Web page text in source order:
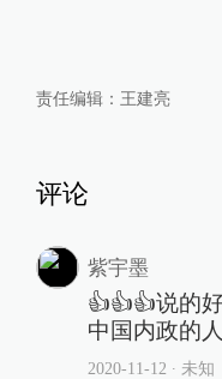
责任编辑： 王建亮
评论
紫宇墨
👍👍👍说的
中国内政的
2020-11-12 ∙ 未知